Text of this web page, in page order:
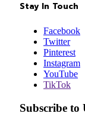
Stay In Touch
Facebook
Twitter
Pinterest
Instagram
YouTube
TikTok
Subscribe to